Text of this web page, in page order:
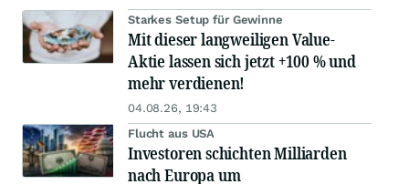
Starkes Setup für Gewinne
Mit dieser langweiligen Value-
Aktie lassen sich jetzt +100 % und
mehr verdienen!
04.08.26, 19:43
Flucht aus USA
Investoren schichten Milliarden
nach Europa um